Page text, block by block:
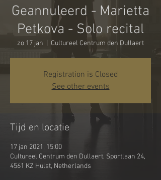
Geannuleerd - Marietta
Petkova - Solo recital
zo 17 jan Cultureel Centrum den Dullaert
Registration is Closed
See other events
Tijd en locatie
17 jan 2021, 15:00
Cultureel Centrum den Dullaert, Sportlaan 24,
4561 KZ Hulst, Netherlands